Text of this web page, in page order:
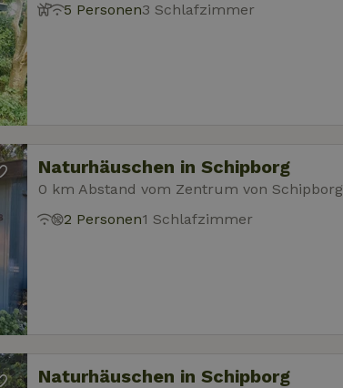
5 Personen3 Schlafzimmer
Naturhäuschen in Schipborg
0 km Abstand vom Zentrum von Schipborg
2 Personen1 Schlafzimmer
Naturhäuschen in Schipborg